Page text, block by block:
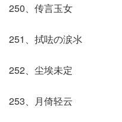
250、传言玉女
251、拭呿の涙氺
252、尘埃未定
253、月倚轻云